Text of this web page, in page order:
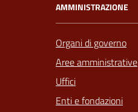
AMMINISTRAZIONE
Organi di governo
Aree amministrative
Uffici
Enti e fondazioni